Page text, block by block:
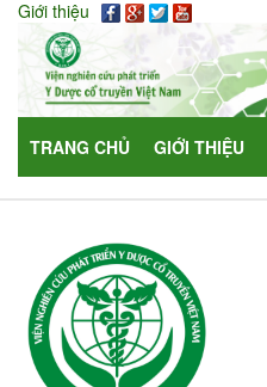
Giới thiệu
TRANG CHỦ GIỚI THIỆU